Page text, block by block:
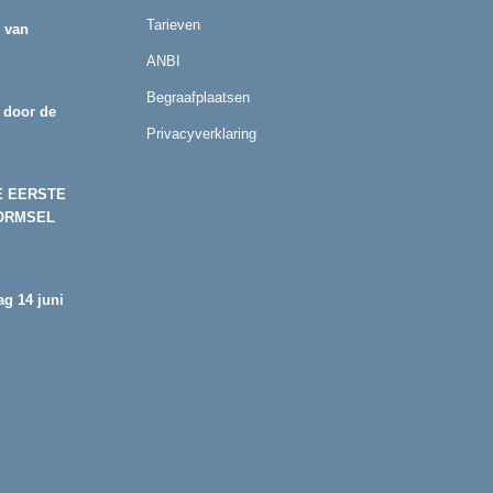
van
door de
EERSTE
14 juni
Tarieven
ANBI
Begraafplaatsen
Privacyverklaring